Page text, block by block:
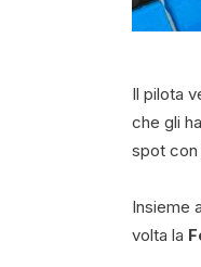
Il pilota
che gli
spot con
Insieme
volta la